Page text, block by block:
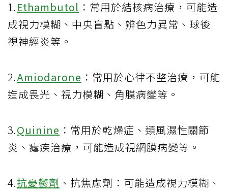
1.Ethambutol ：常用於結核病治療，可能造
成視力模糊、中央盲點、辨色力異常、球後
視神經炎等。
2.Amiodarone ：常用於心律不整治療，可能
造成畏光、視力模糊、角膜病變等。
3.Quinine ：常用於乾燥症、類風濕性關節
炎、瘧疾治療，可能造成視網膜病變等。
4.抗憂鬱劑 、抗焦慮劑：可能造成視力模糊、